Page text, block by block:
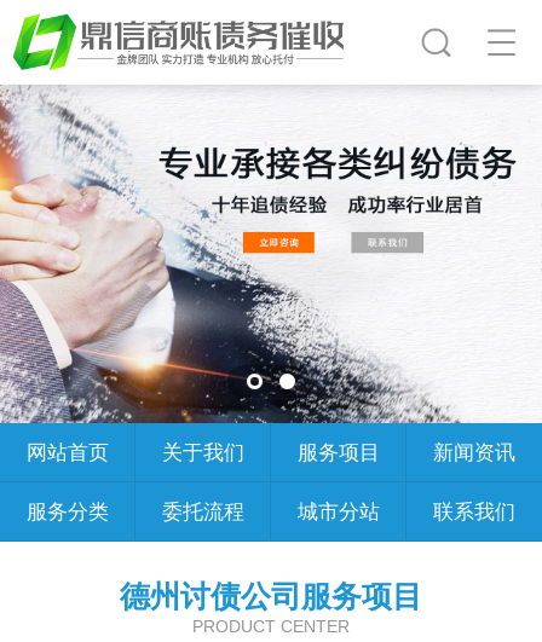
网站首页 关于我们 服务项目 新闻资讯
服务分类 委托流程 城市分站 联系我们
德州讨债公司服务项目
PRODUCT CENTER